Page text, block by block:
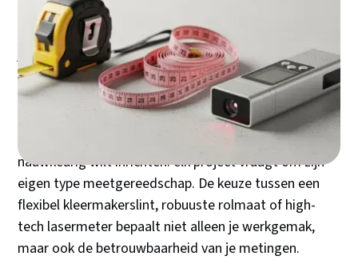
Een millimeter verschil kan het verschil maken tussen
een perfect passende deur en een kostbare fout. Het
juiste meetlint kiezen gaat daarom verder dan alleen
de prijs – het bepaalt de kwaliteit van jouw
eindresultaat. Of je nu een nauwkeurige pasvorm
nodig hebt voor een zelfgemaakte jurk, een rechte
muur wilt optrekken, of een interieur op de millimeter
nauwkeurig wilt inrichten: elk project vraagt om zijn
eigen type meetgereedschap. De keuze tussen een
flexibel kleermakerslint, robuuste rolmaat of high-
tech lasermeter bepaalt niet alleen je werkgemak,
maar ook de betrouwbaarheid van je metingen.